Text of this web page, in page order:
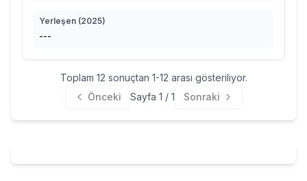
Yerleşen (2025)
---
Toplam 12 sonuçtan 1-12 arası gösteriliyor.
Önceki
Sayfa 1 / 1 Sonraki